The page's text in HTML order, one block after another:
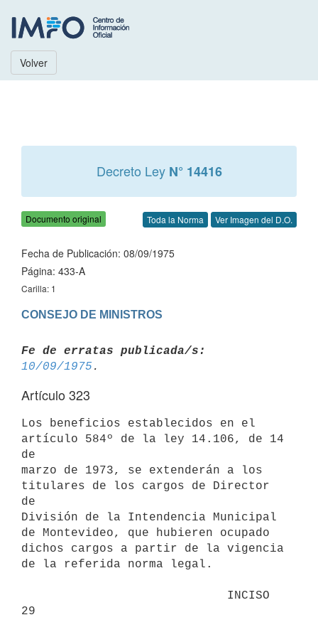
Volver
Decreto Ley N° 14416
Documento original Toda la Norma Ver Imagen del D.O.
Fecha de Publicación: 08/09/1975
Página: 433-A
Carilla: 1
CONSEJO DE MINISTROS
Fe de erratas publicada/s:
10/09/1975
Artículo 323
Los beneficios establecidos en el
artículo 584º de la ley 14.106, de 14
de
marzo de 1973, se extenderán a los
titulares de los cargos de Director
de
División de la Intendencia Municipal
de Montevideo, que hubieren ocupado
dichos cargos a partir de la vigencia
de la referida norma legal.
29